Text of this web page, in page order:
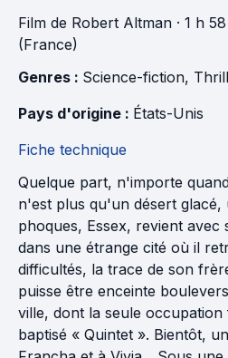
Film de Robert Altman · 1 h
(France)
Genres : Science-fiction,
Pays d'origine : États-Unis
Fiche technique
Quelque part, n'importe
n'est plus qu'un désert glacé,
phoques, Essex, revient avec
dans une étrange cité où il
difficultés, la trace de son
puisse être enceinte
ville, dont la seule
baptisé « Quintet ». Bientôt,